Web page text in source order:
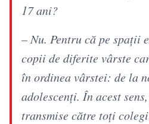
17 ani?
– Nu. Pentru că pe spații
copii de diferite vârste
în ordinea vârstei: de la
adolescenți. În acest
transmise către toți